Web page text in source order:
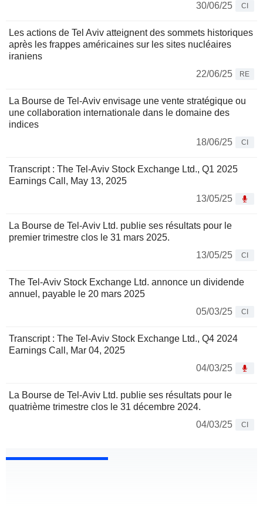
30/06/25
CI
Les actions de Tel Aviv atteignent des sommets historiques
après les frappes américaines sur les sites nucléaires
iraniens
22/06/25
RE
La Bourse de Tel-Aviv envisage une vente stratégique ou
une collaboration internationale dans le domaine des
indices
18/06/25
CI
Transcript : The Tel-Aviv Stock Exchange Ltd., Q1 2025
Earnings Call, May 13, 2025
13/05/25
La Bourse de Tel-Aviv Ltd. publie ses résultats pour le
premier trimestre clos le 31 mars 2025.
13/05/25
CI
The Tel-Aviv Stock Exchange Ltd. annonce un dividende
annuel, payable le 20 mars 2025
05/03/25
CI
Transcript : The Tel-Aviv Stock Exchange Ltd., Q4 2024
Earnings Call, Mar 04, 2025
04/03/25
La Bourse de Tel-Aviv Ltd. publie ses résultats pour le
quatrième trimestre clos le 31 décembre 2024.
04/03/25
CI